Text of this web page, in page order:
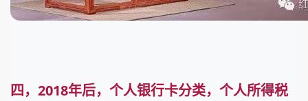
四，2018年后，个人银行卡分类，个人所得税